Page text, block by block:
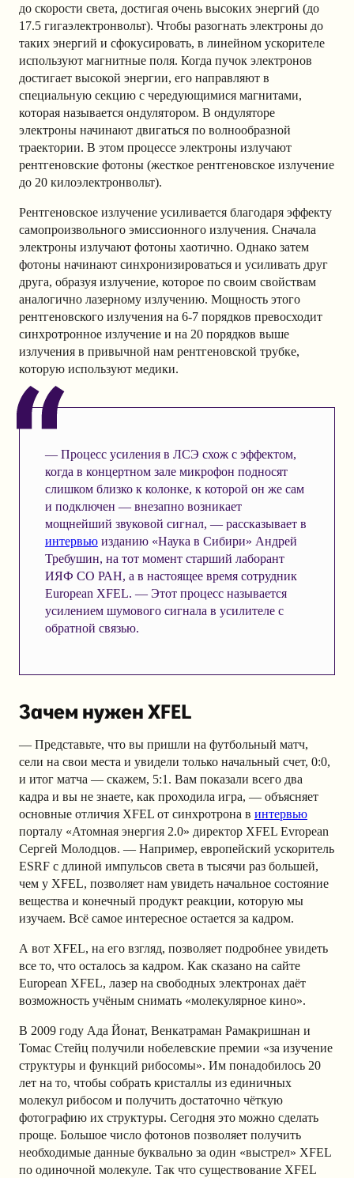
до скорости света, достигая очень высоких энергий (до
17.5 гигаэлектронвольт). Чтобы разогнать электроны до
таких энергий и сфокусировать, в линейном ускорителе
используют магнитные поля. Когда пучок электронов
достигает высокой энергии, его направляют в
специальную секцию с чередующимися магнитами,
которая называется ондулятором. В ондуляторе
электроны начинают двигаться по волнообразной
траектории. В этом процессе электроны излучают
рентгеновские фотоны (жесткое рентгеновское излучение
до 20 килоэлектронвольт).
Рентгеновское излучение усиливается благодаря эффекту
самопроизвольного эмиссионного излучения. Сначала
электроны излучают фотоны хаотично. Однако затем
фотоны начинают синхронизироваться и усиливать друг
друга, образуя излучение, которое по своим свойствам
аналогично лазерному излучению. Мощность этого
рентгеновского излучения на 6-7 порядков превосходит
синхротронное излучение и на 20 порядков выше
излучения в привычной нам рентгеновской трубке,
которую используют медики.
— Процесс усиления в ЛСЭ схож с эффектом,
когда в концертном зале микрофон подносят
слишком близко к колонке, к которой он же сам
и подключен — внезапно возникает
мощнейший звуковой сигнал, — рассказывает в
интервьюизданию «Наука в Сибири» Андрей
Требушин, на тот момент старший лаборант
ИЯФ СО РАН, а в настоящее время сотрудник
European XFEL. — Этот процесс называется
усилением шумового сигнала в усилителе с
обратной связью.
Зачем нужен XFEL
— Представьте, что вы пришли на футбольный матч,
сели на свои места и увидели только начальный счет, 0:0,
и итог матча — скажем, 5:1. Вам показали всего два
кадра и вы не знаете, как проходила игра, — объясняет
основные отличия XFEL от синхротрона в интервью
порталу «Атомная энергия 2.0» директор XFEL Evropean
Сергей Молодцов. — Например, европейский ускоритель
ESRF с длиной импульсов света в тысячи раз большей,
чем у XFEL, позволяет нам увидеть начальное состояние
вещества и конечный продукт реакции, которую мы
изучаем. Всё самое интересное остается за кадром.
А вот XFEL, на его взгляд, позволяет подробнее увидеть
все то, что осталось за кадром. Как сказано на сайте
European XFEL, лазер на свободных электронах даёт
возможность учёным снимать «молекулярное кино».
В 2009 году Ада Йонат, Венкатраман Рамакришнан и
Томас Стейц получили нобелевские премии «за изучение
структуры и функций рибосомы». Им понадобилось 20
лет на то, чтобы собрать кристаллы из единичных
молекул рибосом и получить достаточно чёткую
фотографию их структуры. Сегодня это можно сделать
проще. Большое число фотонов позволяет получить
необходимые данные буквально за один «выстрел» XFEL
по одиночной молекуле. Так что существование XFEL